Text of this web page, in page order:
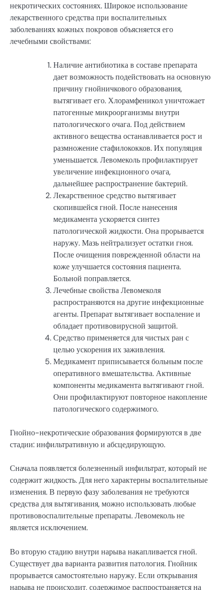
некротических состояниях. Широкое использование
лекарственного средства при воспалительных
заболеваниях кожных покровов объясняется его
лечебными свойствами:
Наличие антибиотика в составе препарата
дает возможность подействовать на основную
причину гнойничкового образования,
вытягивает его. Хлорамфеникол уничтожает
патогенные микроорганизмы внутри
патологического очага. Под действием
активного вещества останавливается рост и
размножение стафилококков. Их популяция
уменьшается. Левомеколь профилактирует
увеличение инфекционного очага,
дальнейшее распространение бактерий.
Лекарственное средство вытягивает
скопившейся гной. После нанесения
медикамента ускоряется синтез
патологической жидкости. Она прорывается
наружу. Мазь нейтрализует остатки гноя.
После очищения поврежденной области на
коже улучшается состояния пациента.
Больной поправляется.
Лечебные свойства Левомеколя
распространяются на другие инфекционные
агенты. Препарат вытягивает воспаление и
обладает противовирусной защитой.
Средство применяется для чистых ран с
целью ускорения их заживления.
Медикамент приписывается больным после
оперативного вмешательства. Активные
компоненты медикамента вытягивают гной.
Они профилактируют повторное накопление
патологического содержимого.
Гнойно-некротические образования формируются в две
стадии: инфильтративную и абсцедирующую.
Сначала появляется болезненный инфильтрат, который не
содержит жидкость. Для него характерны воспалительные
изменения. В первую фазу заболевания не требуются
средства для вытягивания, можно использовать любые
противовоспалительные препараты. Левомеколь не
является исключением.
Во вторую стадию внутри нарыва накапливается гной.
Существует два варианта развития патология. Гнойник
прорывается самостоятельно наружу. Если открывания
нарыва не происходит, содержимое распространяется на